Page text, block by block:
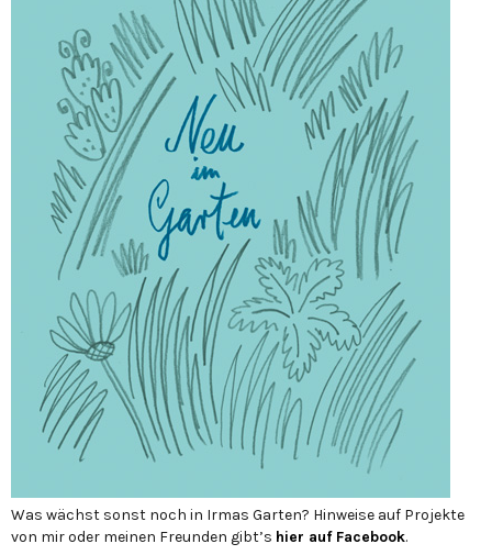
Was wächst sonst noch in Irmas Garten? Hinweise auf Projekte
von mir oder meinen Freunden gibt’s hier auf Face­book.